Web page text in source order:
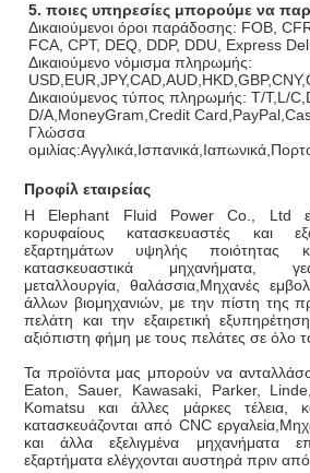
5. ποιες υπηρεσίες μπορούμε να
Δικαιούμενοι όροι παράδοσης: FOB,
FCA, CPT, DEQ, DDP, DDU, Express
Δικαιούμενο νόμισμα πληρωμής:
Δικαιούμενος τύπος πληρωμής: T/T,L/
D/A,MoneyGram,Credit
Γλώσσα
Προφίλ εταιρείας
Η Elephant Fluid Power Co., Ltd
κορυφαίους κατασκευαστές και
εξαρτημάτων υψηλής ποιότητας
κατασκευαστικά μηχανήματα,
μεταλλουργία, θαλάσσια,Μηχανές
άλλων βιομηχανιών, με την πίστη της
πελάτη και την εξαιρετική
αξιόπιστη φήμη με τους πελάτες σε όλο
Τα προϊόντα μας μπορούν να
Eaton, Sauer, Kawasaki, Parker,
Komatsu και άλλες μάρκες τέλεια,
κατασκευάζονται από CNC
και άλλα εξελιγμένα μηχανήματα
εξαρτήματα ελέγχονται αυστηρά πριν